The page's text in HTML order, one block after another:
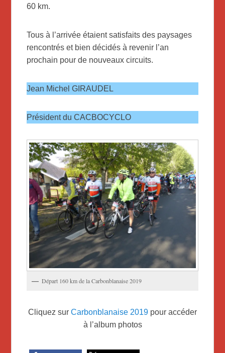
60 km.
Tous à l’arrivée étaient satisfaits des paysages
rencontrés et bien décidés à revenir l’an
prochain pour de nouveaux circuits.
Jean Michel GIRAUDEL
Président du CACBOCYCLO
Départ 160 km de la Carbonblanaise 2019
Cliquez sur Carbonblanaise 2019 pour accéder
à l’album photos